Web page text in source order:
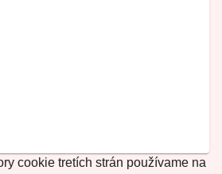
cookie tretích strán používame na